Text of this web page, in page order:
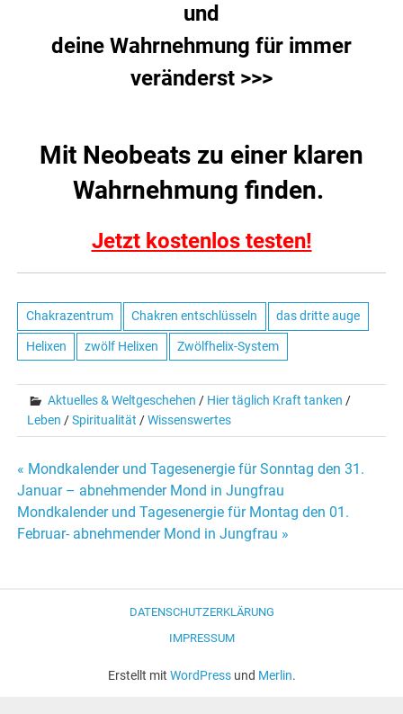
und
deine Wahrnehmung für immer
veränderst >>>
Mit Neobeats zu einer klaren
Wahrnehmung finden.
Jetzt kostenlos testen!
Chakrazentrum Chakren entschlüsseln das dritte auge
Helixen zwölf Helixen Zwölfhelix-System
Aktuelles & Weltgeschehen / Hier täglich Kraft tanken /
Leben /Spiritualität /Wissenswertes
Beitrags-
Navigation
« Mondkalender und Tagesenergie für Sonntag den 31.
Januar – abnehmender Mond in Jungfrau
Mondkalender und Tagesenergie für Montag den 01.
Februar- abnehmender Mond in Jungfrau »
DATENSCHUTZERKLÄRUNG
IMPRESSUM
Erstellt mit WordPressund Merlin.